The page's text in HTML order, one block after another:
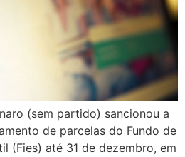
(sem partido) sancionou a
de parcelas do Fundo de
(Fies) até 31 de dezembro, em